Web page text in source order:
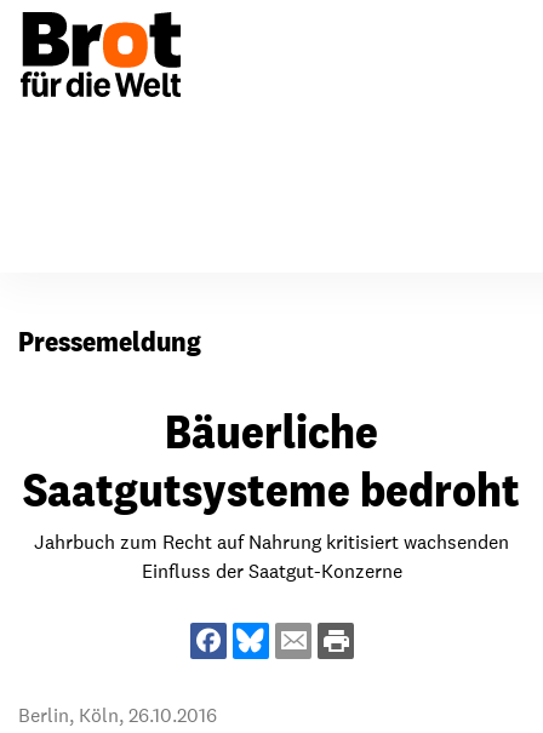
Pressemeldung
Bäuerliche
Saatgutsysteme bedroht
Jahrbuch zum Recht auf Nahrung kritisiert wachsenden
Einfluss der Saatgut-Konzerne
Berlin, Köln,26.10.2016